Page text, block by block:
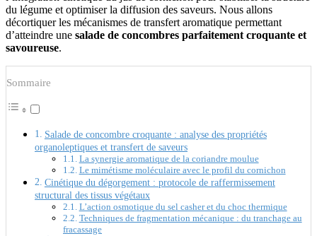
du légume et optimiser la diffusion des saveurs. Nous allons
décortiquer les mécanismes de transfert aromatique permettant
d’atteindre une salade de concombres parfaitement croquante et
savoureuse.
Sommaire
Salade de concombre croquante : analyse des propriétés
organoleptiques et transfert de saveurs
La synergie aromatique de la coriandre moulue
Le mimétisme moléculaire avec le profil du cornichon
Cinétique du dégorgement : protocole de raffermissement
structural des tissus végétaux
L’action osmotique du sel casher et du choc thermique
Techniques de fragmentation mécanique : du tranchage au
fracassage